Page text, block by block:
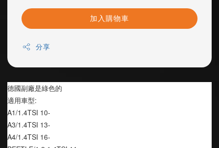
加入購物車
分享
德國副廠是綠色的
適用車型:
A1/1.4TSI 10-
A3/1.4TSI 13-
A4/1.4TSI 16-